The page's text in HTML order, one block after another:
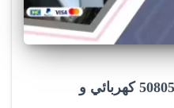
بنشر متنقل السالمي 50805535‬ كهربائي و